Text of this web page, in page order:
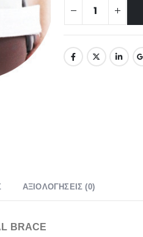
ΑΞΙΟΛΟΓΉΣΕΙΣ (0)
BRACE